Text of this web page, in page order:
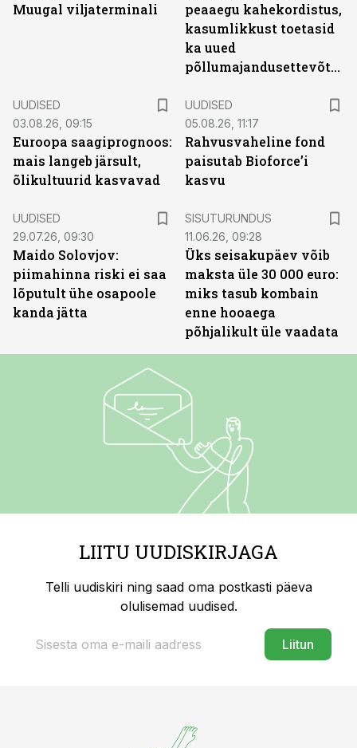
Muugal viljaterminali
peaaegu kahekordistus,
kasumlikkust toetasid
ka uued
põllumajandusettevõtted
UUDISED
03.08.26, 09:15
Euroopa saagiprognoos:
mais langeb järsult,
õlikultuurid kasvavad
UUDISED
05.08.26, 11:17
Rahvusvaheline fond
paisutab Bioforce’i
kasvu
UUDISED
29.07.26, 09:30
Maido Solovjov:
piimahinna riski ei saa
lõputult ühe osapoole
kanda jätta
SISUTURUNDUS
11.06.26, 09:28
Üks seisakupäev võib
maksta üle 30 000 euro:
miks tasub kombain
enne hooaega
põhjalikult üle vaadata
LIITU UUDISKIRJAGA
Telli uudiskiri ning saad oma postkasti päeva
olulisemad uudised.
Liitun